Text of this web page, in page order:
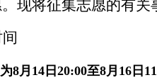
现将征集志愿的有关
8月 14 日 20:00至8月 16 日